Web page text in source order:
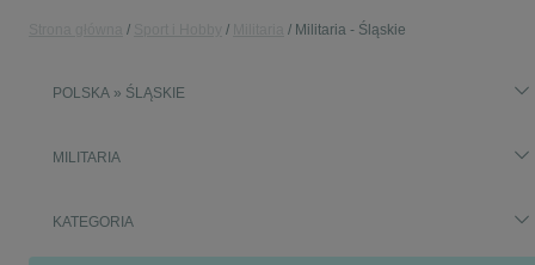
Militaria - Śląskie
POLSKA » ŚLĄSKIE
MILITARIA
KATEGORIA